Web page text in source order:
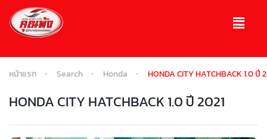
หน้าแรก Search Honda HONDA CITY HATCHBACK 1.0 ปี
HONDA CITY HATCHBACK 1.0 ปี 2021